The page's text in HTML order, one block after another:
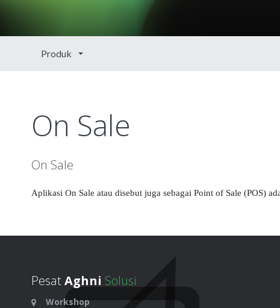
Produk
On Sale
On Sale
Aplikasi On Sale atau disebut juga sebagai Point of Sale (POS)
PesatAghni Solusi
Workshop